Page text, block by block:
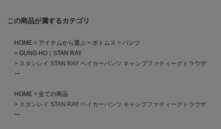
この商品が属するカテゴリ
HOME アイテムから選ぶ ボトムス
パンツ
GUNG HO｜STAN RAY
スタンレイ STAN RAY ベイカーパンツ キャンプファティーグトラウザ
ー
HOME
全ての商品
スタンレイ STAN RAY ベイカーパンツ キャンプファティーグトラウザ
ー